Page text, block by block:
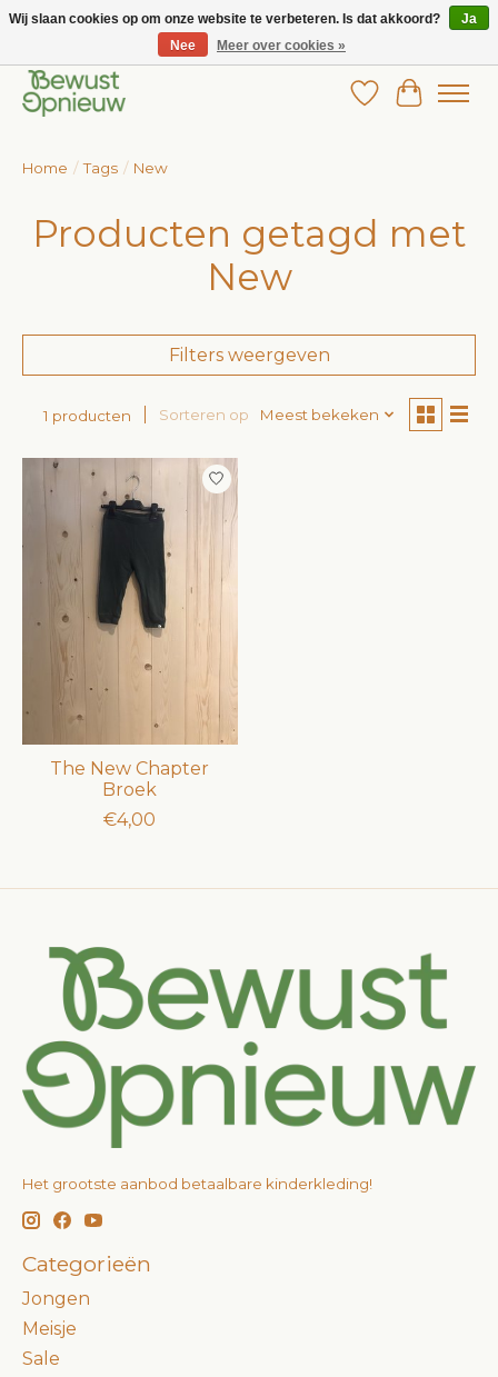
Wij bieden het grootste aanbod in betaalbare kinderkleding!
Verlanglijst
Home / Tags / New
Producten getagd met
New
Filters weergeven
1 producten Sorteren op Meest bekeken
The New Chapter
Broek
€4,00
Het grootste aanbod betaalbare kinderkleding!
Categorieën
Jongen
Meisje
Sale
Wij slaan cookies op om onze website te verbeteren. Is dat akkoord?
Ja
Nee
Meer over cookies »